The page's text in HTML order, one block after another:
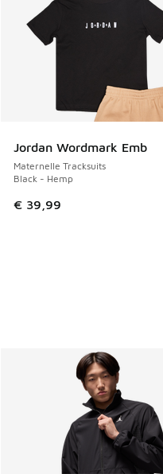
Jordan Wordmark Emb
Maternelle Tracksuits
Black - Hemp
€ 39,99